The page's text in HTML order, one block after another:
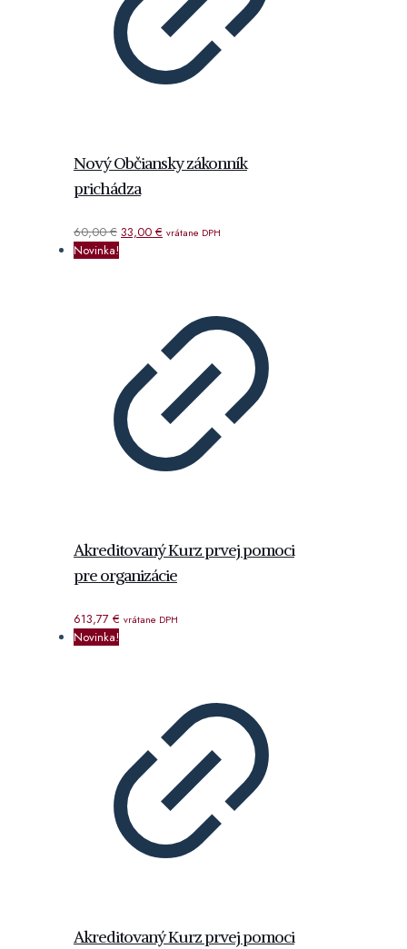
Nový Občiansky zákonník
prichádza
60,00€ Pôvodná
33,00 € Aktuálna
vrátane DPH
Novinka!
Akreditovaný Kurz prvej pomoci
pre organizácie
613,77 € vrátane DPH
Novinka!
Akreditovaný Kurz prvej pomoci